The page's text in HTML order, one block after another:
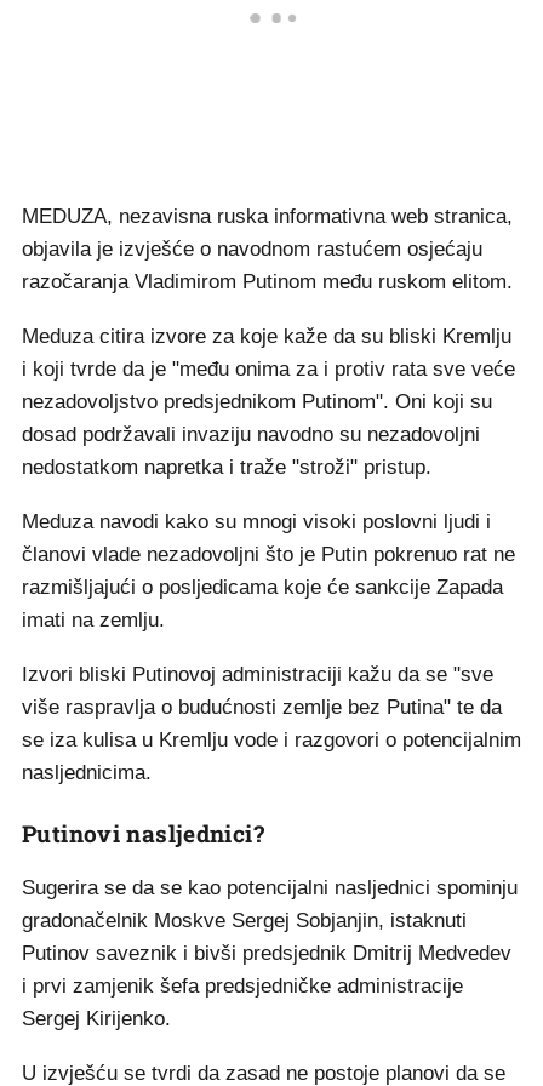
MEDUZA, nezavisna ruska informativna web stranica,
objavila je izvješće o navodnom rastućem osjećaju
razočaranja Vladimirom Putinom među ruskom elitom.
Meduza citira izvore za koje kaže da su bliski Kremlju
i koji tvrde da je "među onima za i protiv rata sve veće
nezadovoljstvo predsjednikom Putinom". Oni koji su
dosad podržavali invaziju navodno su nezadovoljni
nedostatkom napretka i traže "stroži" pristup.
Meduza navodi kako su mnogi visoki poslovni ljudi i
članovi vlade nezadovoljni što je Putin pokrenuo rat ne
razmišljajući o posljedicama koje će sankcije Zapada
imati na zemlju.
Izvori bliski Putinovoj administraciji kažu da se "sve
više raspravlja o budućnosti zemlje bez Putina" te da
se iza kulisa u Kremlju vode i razgovori o potencijalnim
nasljednicima.
Putinovi nasljednici?
Sugerira se da se kao potencijalni nasljednici spominju
gradonačelnik Moskve Sergej Sobjanjin, istaknuti
Putinov saveznik i bivši predsjednik Dmitrij Medvedev
i prvi zamjenik šefa predsjedničke administracije
Sergej Kirijenko.
U izvješću se tvrdi da zasad ne postoje planovi da se